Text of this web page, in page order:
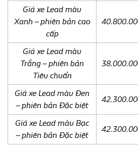
Giá xe Lead màu
Xanh – phiên bản cao
cấp
Giá xe Lead màu
Trắng – phiên bản
Tiêu chuẩn
Giá xe Lead màu Đen
– phiên bản Đặc biệt
Giá xe Lead màu Bạc
– phiên bản Đặc biệt